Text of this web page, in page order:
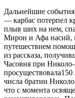
Дальнейшие
— карбас потерпел
плыв ших на нем,
Мирон и Афа насий,
путешествием
из рассказа,
Часовня при
числа братии
что с момента